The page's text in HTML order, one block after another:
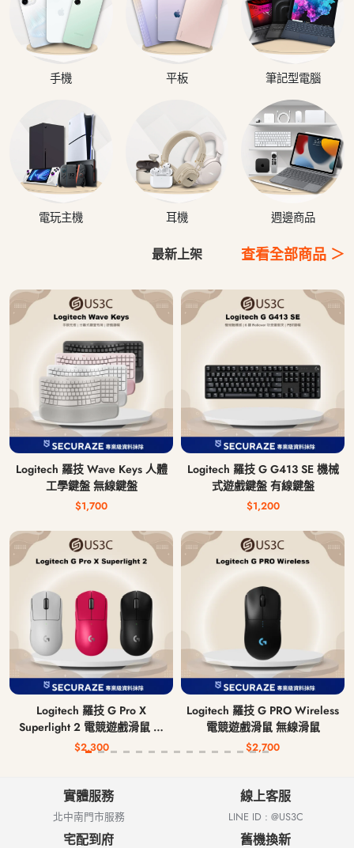
手機 平板 筆記型電腦
電玩主機 耳機 週邊商品
最新上架 查看全部商品 ＞
Logitech 羅技 Wave Keys 人體
工學鍵盤 無線鍵盤
$1,700
Logitech 羅技 G G413 SE 機械
式遊戲鍵盤 有線鍵盤
$1,200
Logitech 羅技 G Pro X
Superlight 2 電競遊戲滑鼠 無
線滑鼠
$2,300
Logitech 羅技 G PRO Wireless
電競遊戲滑鼠 無線滑鼠
$2,700
實體服務
北中南門市服務
線上客服
LINE ID : @US3C
宅配到府 舊機換新